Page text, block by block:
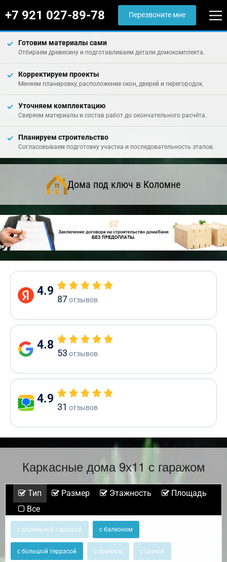
+7 921 027-89-78 Перезвоните мне
Готовим материалы сами
Отбираем древесину и подготавливаем детали домокомплекта.
Корректируем проекты
Меняем планировку, расположение окон, дверей и перегородок.
Уточняем комплектацию
Сверяем материалы и состав работ до окончательного расчёта.
Планируем строительство
Согласовываем подготовку участка и последовательность этапов.
Дома под ключ в Коломне
4.9
87отзывов
4.8
53 отзывов
4.9
31 отзывов
Каркасные дома 9х11 с гаражом
Тип Размер Этажность
Площадь
Все
с маленькой террасой с балконом
с большой террасой с эркером с сауной